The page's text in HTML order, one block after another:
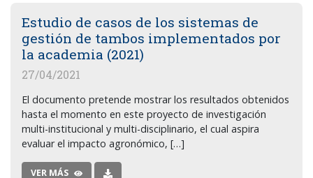
Estudio de casos de los sistemas de
gestión de tambos implementados por
la academia (2021)
27/04/2021
El documento pretende mostrar los resultados obtenidos
hasta el momento en este proyecto de investigación
multi-institucional y multi-disciplinario, el cual aspira
evaluar el impacto agronómico, […]
VER MÁS